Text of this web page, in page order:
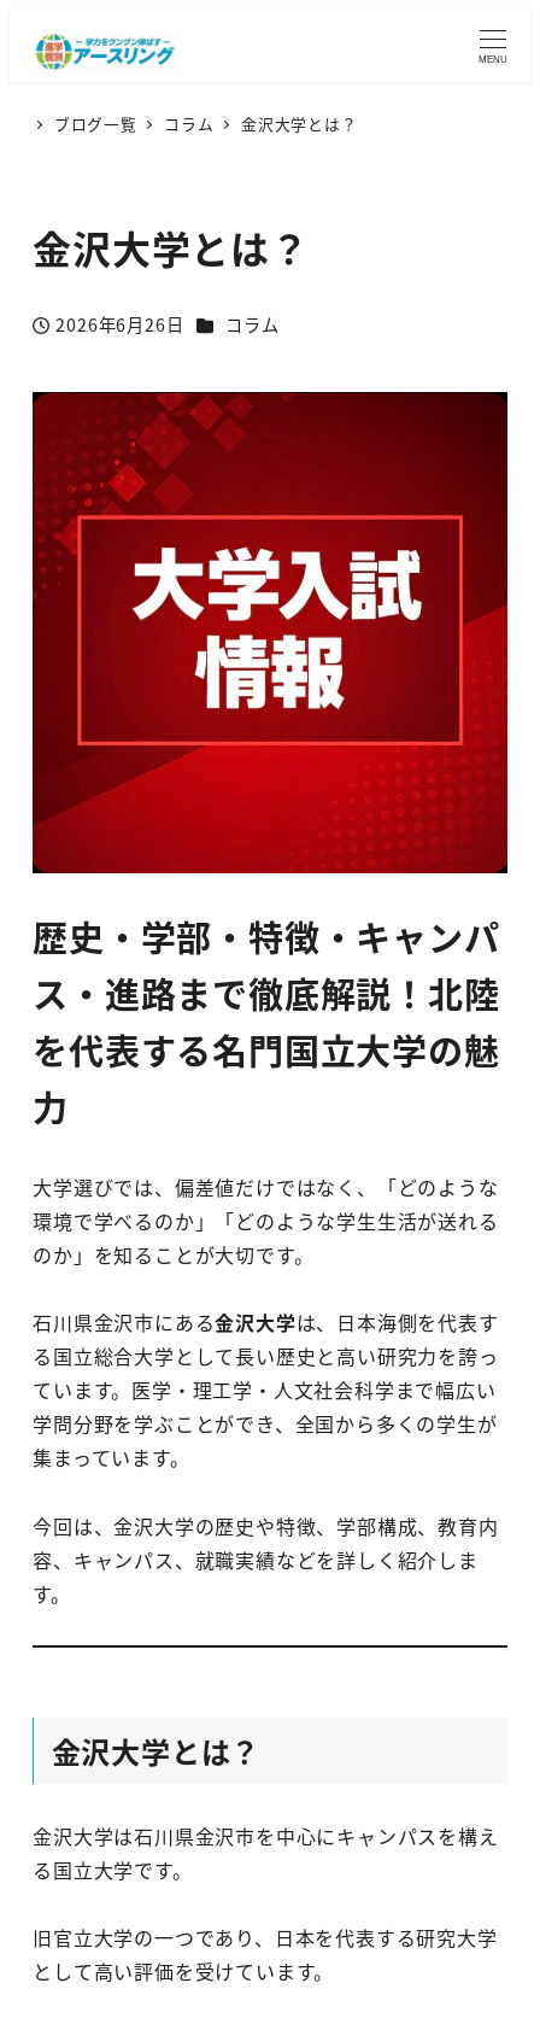
MENU
ブログ一覧 コラム 金沢大学とは？
金沢大学とは？
投稿日
2026年6月26日 カテゴリー
コラム
歴史・学部・特徴・キャンパ
ス・進路まで徹底解説！北陸
を代表する名門国立大学の魅
力
大学選びでは、偏差値だけではなく、「どのような
環境で学べるのか」「どのような学生生活が送れる
のか」を知ることが大切です。
石川県金沢市にある金沢大学は、日本海側を代表す
る国立総合大学として長い歴史と高い研究力を誇っ
ています。医学・理工学・人文社会科学まで幅広い
学問分野を学ぶことができ、全国から多くの学生が
集まっています。
今回は、金沢大学の歴史や特徴、学部構成、教育内
容、キャンパス、就職実績などを詳しく紹介しま
す。
金沢大学とは？
金沢大学は石川県金沢市を中心にキャンパスを構え
る国立大学です。
旧官立大学の一つであり、日本を代表する研究大学
として高い評価を受けています。